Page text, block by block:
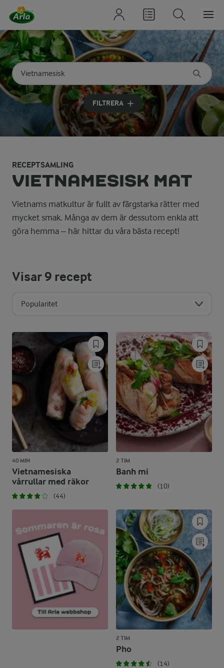
Sök på kategori eller ingrediens
Skriv in sökord för att få förslag
FILTRERA
RECEPTSAMLING
VIETNAMESISK MAT
Vietnams matkultur är fullt av färgstarka rätter med
mycket smak. Många av dem är dessutom enkla att
göra hemma – här hittar du våra bästa recept!
Visar9 recept
Popularitet
40 MIN
Vietnamesiska
vårrullar med räkor
(44)
2 TIM
Banh mi
(10)
2 TIM
Pho
(14)